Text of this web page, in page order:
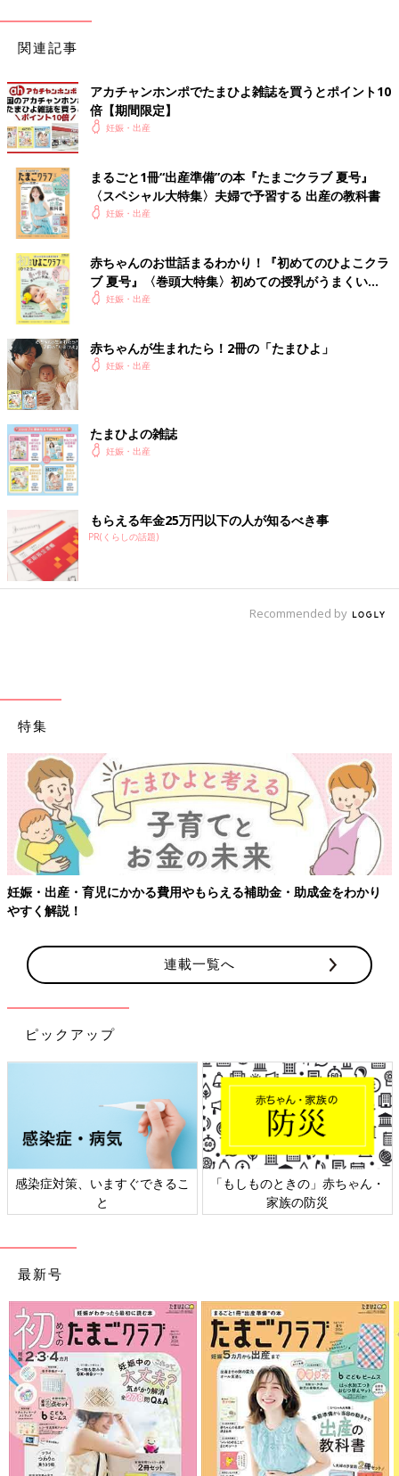
関連記事
アカチャンホンポでたまひよ雑誌を買うとポイント10
倍【期間限定】
妊娠・出産
まるごと1冊“出産準備”の本『たまごクラブ 夏号』
〈スペシャル大特集〉夫婦で予習する 出産の教科書
妊娠・出産
赤ちゃんのお世話まるわかり！『初めてのひよこクラ
ブ 夏号』〈巻頭大特集〉初めての授乳がうまくい
く！ おっぱい・ミルクの基本と夏のトラブル 解決テ
妊娠・出産
赤ちゃんが生まれたら！2冊の「たまひよ」
妊娠・出産
たまひよの雑誌
妊娠・出産
もらえる年金25万円以下の人が知るべき事
PR(くらしの話題)
Recommended by
特集
・出産・育児にかかる費用やもらえる補助金・助成金をわかり
く解説！
【
連載一覧へ
ピックアップ
感染症対策、いますぐできるこ
と
「もしものときの」赤ちゃん・
家族の防災
最新号